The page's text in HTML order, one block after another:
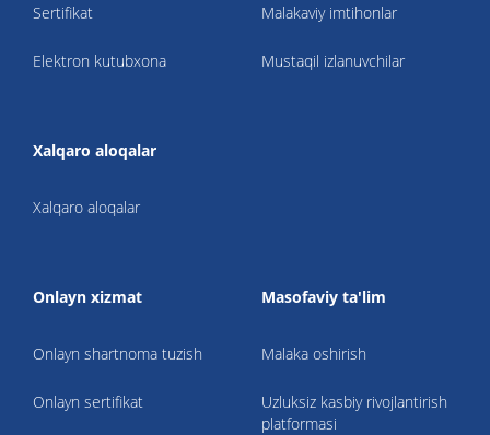
Sertifikat
Elektron kutubxona
Malakaviy imtihonlar
Mustaqil izlanuvchilar
Xalqaro aloqalar
Xalqaro aloqalar
Onlayn xizmat
Onlayn shartnoma tuzish
Onlayn sertifikat
Masofaviy ta'lim
Malaka oshirish
Uzluksiz kasbiy rivojlantirish
platformasi